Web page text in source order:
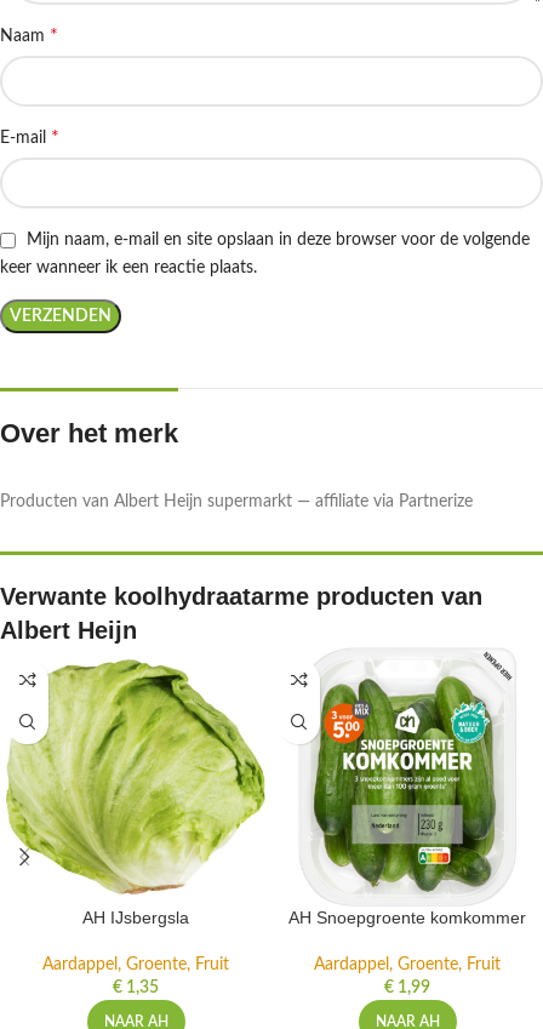
Naam *
E-mail *
Mijn naam, e-mail en site opslaan in deze browser voor de volgende
keer wanneer ik een reactie plaats.
Over het merk
Producten van Albert Heijn supermarkt — affiliate via Partnerize
Verwante koolhydraatarme producten van
Albert Heijn
AH IJsbergsla
Aardappel, Groente, Fruit
€ 1,35
NAAR AH
AH Snoepgroente komkommer
Aardappel, Groente, Fruit
€ 1,99
NAAR AH